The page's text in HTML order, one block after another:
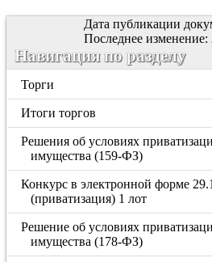
Дата публикации
Последнее изменение:
Навигация по разделу
Торги
Итоги торгов
Решения об условиях
имущества (159-ФЗ)
Конкурс в электронной форме
(приватизация) 1 лот
Решение об условиях
имущества (178-ФЗ)